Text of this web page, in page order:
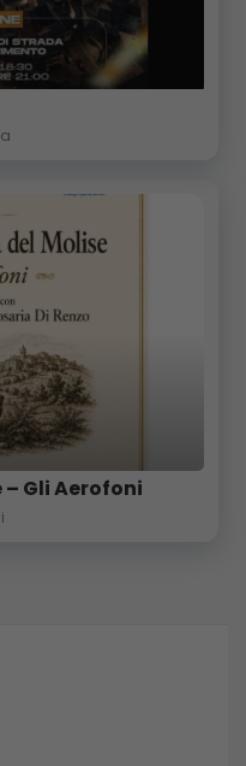
Gli Aerofoni